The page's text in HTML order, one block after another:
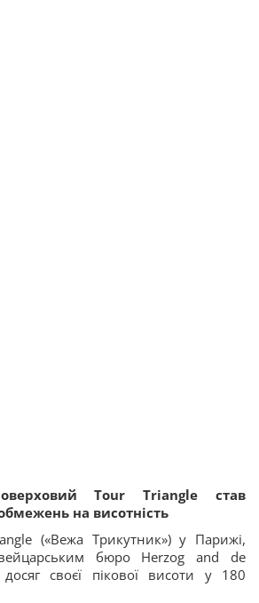
Tour Triangle став
на висотність
(«Вежа Трикутник») у Парижі,
бюро Herzog and de
досяг своєї пікової висоти у 180